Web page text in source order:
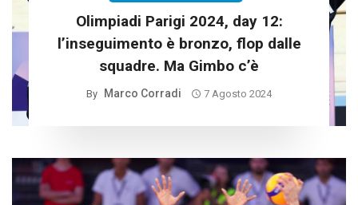
Olimpiadi Parigi 2024, day 12:
l’inseguimento è bronzo, flop dalle
squadre. Ma Gimbo c’è
By Marco Corradi 7 Agosto 2024